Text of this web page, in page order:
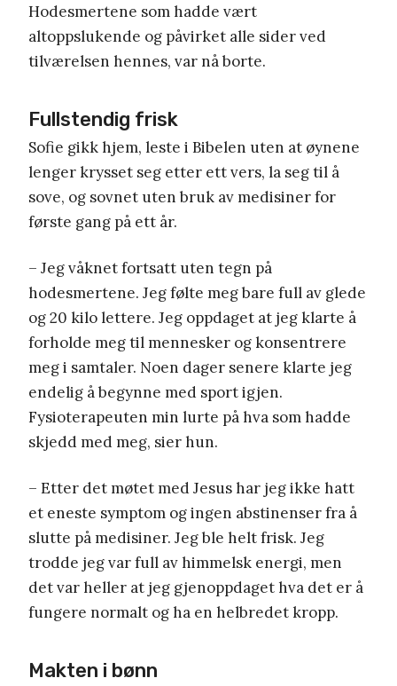
Hodesmertene som hadde vært
altoppslukende og påvirket alle sider ved
tilværelsen hennes, var nå borte.
Fullstendig frisk
Sofie gikk hjem, leste i Bibelen uten at øynene
lenger krysset seg etter ett vers, la seg til å
sove, og sovnet uten bruk av medisiner for
første gang på ett år.
– Jeg våknet fortsatt uten tegn på
hodesmertene. Jeg følte meg bare full av glede
og 20 kilo lettere. Jeg oppdaget at jeg klarte å
forholde meg til mennesker og konsentrere
meg i samtaler. Noen dager senere klarte jeg
endelig å begynne med sport igjen.
Fysioterapeuten min lurte på hva som hadde
skjedd med meg, sier hun.
– Etter det møtet med Jesus har jeg ikke hatt
et eneste symptom og ingen abstinenser fra å
slutte på medisiner. Jeg ble helt frisk. Jeg
trodde jeg var full av himmelsk energi, men
det var heller at jeg gjenoppdaget hva det er å
fungere normalt og ha en helbredet kropp.
Makten i bønn